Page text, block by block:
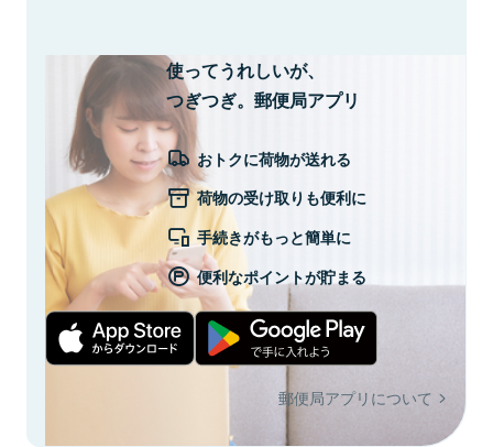
使ってうれしいが、
つぎつぎ。郵便局アプリ
おトクに荷物が送れる
荷物の受け取りも便利に
手続きがもっと簡単に
便利なポイントが貯まる
郵便局アプリについて